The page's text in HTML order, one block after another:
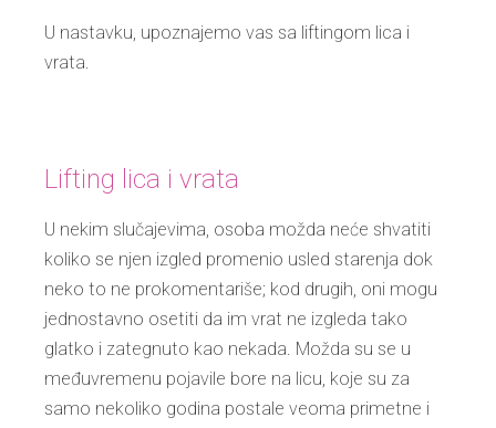
U nastavku, upoznajemo vas sa liftingom lica i
vrata.
Lifting lica i vrata
U nekim slučajevima, osoba možda neće shvatiti
koliko se njen izgled promenio usled starenja dok
neko to ne prokomentariše; kod drugih, oni mogu
jednostavno osetiti da im vrat ne izgleda tako
glatko i zategnuto kao nekada. Možda su se u
međuvremenu pojavile bore na licu, koje su za
samo nekoliko godina postale veoma primetne i